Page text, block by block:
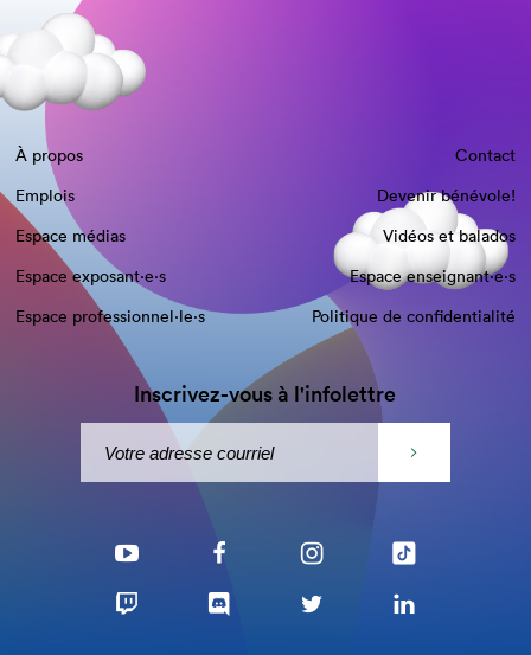
À propos
Contact
Emplois
Devenir bénévole!
Espace médias
Vidéos et balados
Espace exposant·e⋅s
Espace enseignant·e⋅s
Espace professionnel·le⋅s
Politique de confidentialité
Inscrivez-vous à l'infolettre